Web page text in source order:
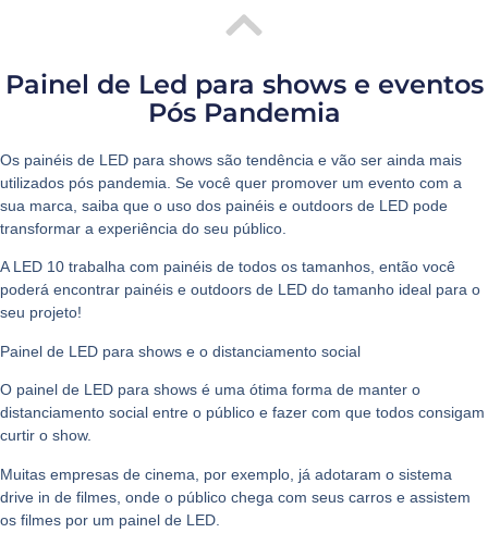
Painel de Led para shows e eventos
Pós Pandemia
Os painéis de LED para shows são tendência e vão ser ainda mais
utilizados pós pandemia. Se você quer promover um evento com a
sua marca, saiba que o uso dos painéis e outdoors de LED pode
transformar a experiência do seu público.
A LED 10 trabalha com painéis de todos os tamanhos, então você
poderá encontrar painéis e outdoors de LED do tamanho ideal para o
seu projeto!
Painel de LED para shows e o distanciamento social
O painel de LED para shows é uma ótima forma de manter o
distanciamento social entre o público e fazer com que todos consigam
curtir o show.
Muitas empresas de cinema, por exemplo, já adotaram o sistema
drive in de filmes, onde o público chega com seus carros e assistem
os filmes por um painel de LED.